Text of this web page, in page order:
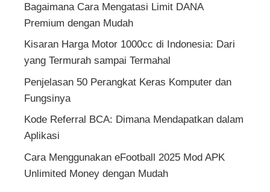
Bagaimana Cara Mengatasi Limit DANA
Premium dengan Mudah
Kisaran Harga Motor 1000cc di Indonesia: Dari
yang Termurah sampai Termahal
Penjelasan 50 Perangkat Keras Komputer dan
Fungsinya
Kode Referral BCA: Dimana Mendapatkan dalam
Aplikasi
Cara Menggunakan eFootball 2025 Mod APK
Unlimited Money dengan Mudah